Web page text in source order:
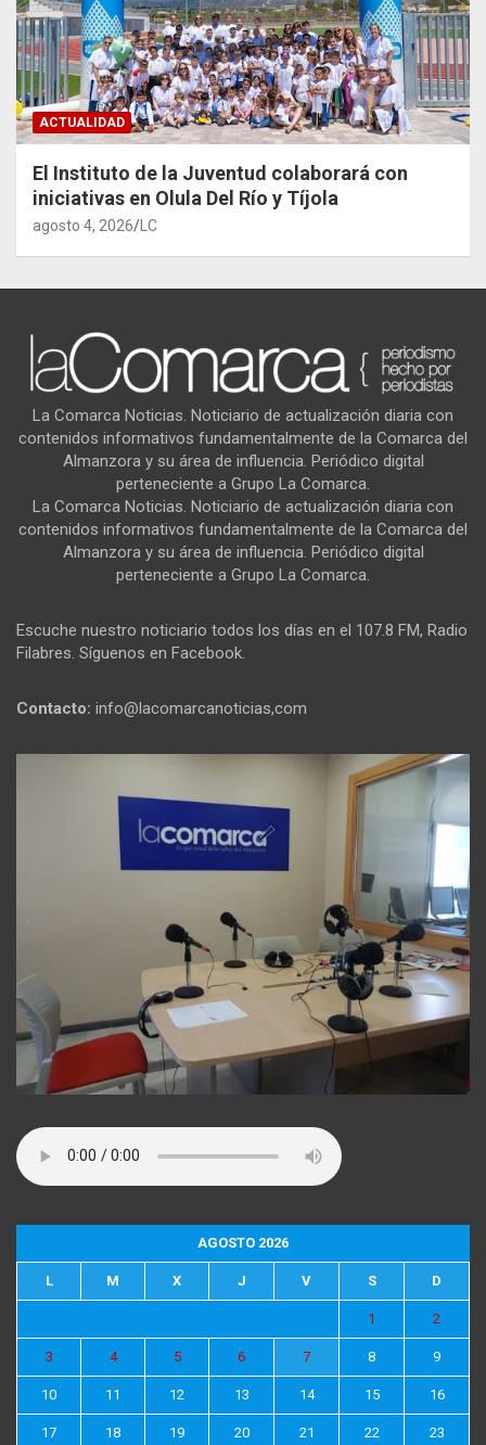
ACTUALIDAD
El Instituto de la Juventud colaborará con
iniciativas en Olula Del Río y Tíjola
agosto 4, 2026 LC
La Comarca Noticias. Noticiario de actualización diaria con
contenidos informativos fundamentalmente de la Comarca del
Almanzora y su área de influencia. Periódico digital
perteneciente a Grupo La Comarca.
La Comarca Noticias. Noticiario de actualización diaria con
contenidos informativos fundamentalmente de la Comarca del
Almanzora y su área de influencia. Periódico digital
perteneciente a Grupo La Comarca.
Escuche nuestro noticiario todos los días en el 107.8 FM, Radio
Filabres. Síguenos en Facebook.
Contacto: info@lacomarcanoticias,com
AGOSTO 2026
L M X J V S D
1 2
3 4 5 6 7 8 9
10 11 12 13 14 15 16
17 18 19 20 21 22 23